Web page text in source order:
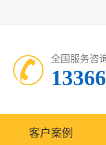
全国服务咨
客户案例